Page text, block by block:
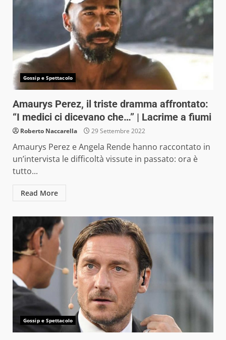
Gossip e Spettacolo
Amaurys Perez, il triste dramma affrontato:
“I medici ci dicevano che…” | Lacrime a fiumi
Roberto Naccarella 29 Settembre 2022
Amaurys Perez e Angela Rende hanno raccontato in
un’intervista le difficoltà vissute in passato: ora è
tutto...
Read More
Gossip e Spettacolo